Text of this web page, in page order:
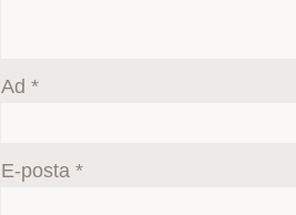
Ad *
E-posta *